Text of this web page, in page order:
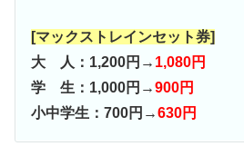
[マックストレインセット券]
大 人：1,200円→ 1,080円
学 生：1,000円→900円
小中学生：700円→630円